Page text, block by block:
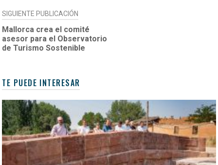
SIGUIENTE PUBLICACIÓN
Mallorca crea el comité
asesor para el Observatorio
de Turismo Sostenible
TE PUEDE INTERESAR